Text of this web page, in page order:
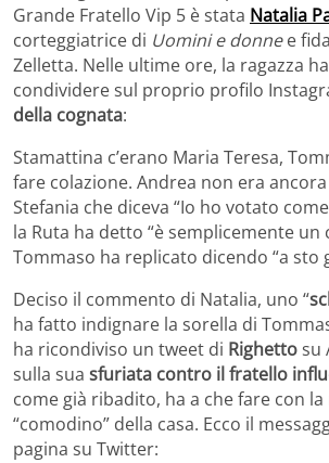
Grande Fratello Vip 5 è stata Natalia
corteggiatrice di Uomini e donnee
Zelletta. Nelle ultime ore, la ragazza
condividere sul proprio profilo
della cognata:
Stamattina c’erano Maria Teresa,
fare colazione. Andrea non era ancora
Stefania che diceva “Io ho votato
la Ruta ha detto “è semplicemente un
Tommaso ha replicato dicendo “a sto
Deciso il commento di Natalia, uno “
ha fatto indignare la sorella di
ha ricondiviso un tweet di Righettosu
sulla sua sfuriata contro il fratello
come già ribadito, ha a che fare con
“comodino” della casa. Ecco il
pagina su Twitter: